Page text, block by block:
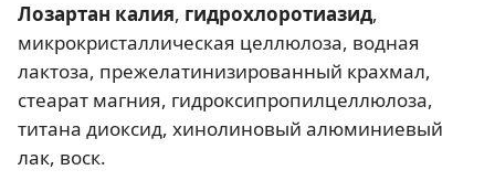
Лозартан калия, гидрохлоротиазид,
микрокристаллическая целлюлоза, водная
лактоза, прежелатинизированный крахмал,
стеарат магния, гидроксипропилцеллюлоза,
титана диоксид, хинолиновый алюминиевый
лак, воск.